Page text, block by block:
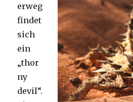
erweg
findet
sich
ein
„thor
ny
devil“.